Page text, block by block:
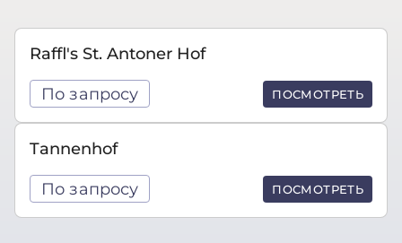
Raffl's St. Antoner Hof
По запросу ПОСМОТРЕТЬ
Tannenhof
По запросу ПОСМОТРЕТЬ